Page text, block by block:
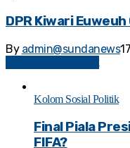
DPR Kiwari Euweuh
By admin@sundanews
Kolom Sosial Politik
Final Piala
FIFA?